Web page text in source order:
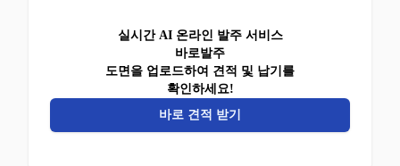
실시간 AI 온라인 발주 서비스
바로발주
도면을 업로드하여 견적 및 납기를
확인하세요!
바로 견적 받기